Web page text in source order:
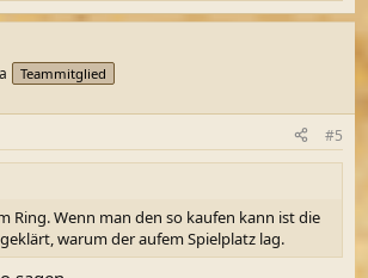
Teammitglied
#5
Ring. Wenn man den so kaufen kann ist die
warum der aufem Spielplatz lag.